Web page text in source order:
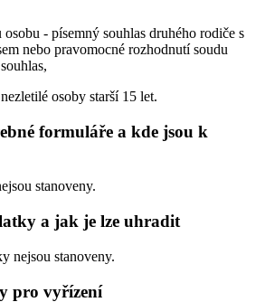
- písemný souhlas druhého rodiče s
nebo pravomocné rozhodnutí soudu
osoby starší 15 let.
formuláře a kde jsou k
stanoveny.
a jak je lze uhradit
nejsou stanoveny.
pro vyřízení